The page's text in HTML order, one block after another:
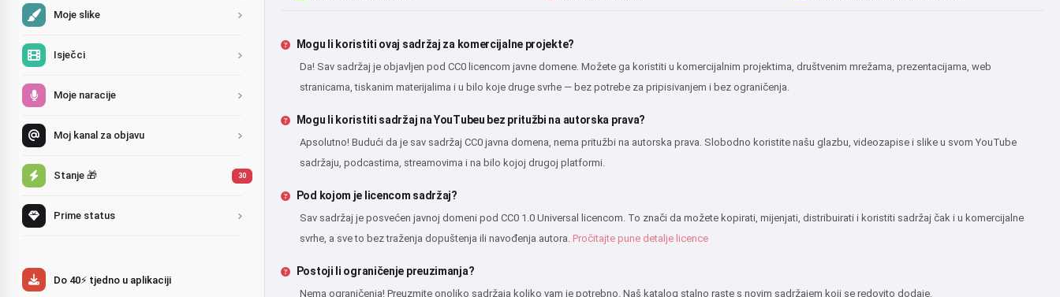
Moje slike
Isječci
Moje naracije
Moj kanal za objavu
Stanje 🎁 30
Prime status
Do 40⚡ tjedno u aplikaciji
Mogu li koristiti ovaj sadržaj za komercijalne projekte?
Da! Sav sadržaj je objavljen pod CC0 licencom javne domene. Možete ga koristiti u komercijalnim projektima, društvenim mrežama, prezentacijama, web
stranicama, tiskanim materijalima i u bilo koje druge svrhe — bez potrebe za pripisivanjem i bez ograničenja.
Mogu li koristiti sadržaj na YouTubeu bez pritužbi na autorska prava?
Apsolutno! Budući da je sav sadržaj CC0 javna domena, nema pritužbi na autorska prava. Slobodno koristite našu glazbu, videozapise i slike u svom YouTube
sadržaju, podcastima, streamovima i na bilo kojoj drugoj platformi.
Pod kojom je licencom sadržaj?
Sav sadržaj je posvećen javnoj domeni pod CC0 1.0 Universal licencom. To znači da možete kopirati, mijenjati, distribuirati i koristiti sadržaj čak i u komercijalne
svrhe, a sve to bez traženja dopuštenja ili navođenja autora. Pročitajte pune detalje licence
Postoji li ograničenje preuzimanja?
Nema ograničenja! Preuzmite onoliko sadržaja koliko vam je potrebno. Naš katalog stalno raste s novim sadržajem koji se redovito dodaje.
Bok 👋
Mogu stvarati pjesme, pisati
stihove i čestitke 🥰
Isprobaj